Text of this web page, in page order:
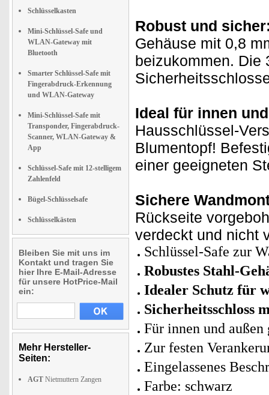
Schlüsselkasten
Mini-Schlüssel-Safe und
WLAN-Gateway mit
Bluetooth
Smarter Schlüssel-Safe mit
Fingerabdruck-Erkennung
und WLAN-Gateway
Mini-Schlüssel-Safe mit
Transponder, Fingerabdruck-
Scanner, WLAN-Gateway &
App
Schlüssel-Safe mit 12-stelligem
Zahlenfeld
Bügel-Schlüsselsafe
Schlüsselkästen
Bleiben Sie mit uns im
Kontakt und tragen Sie
hier Ihre E-Mail-Adresse
für unsere HotPrice-Mail
ein:
Mehr Hersteller-
Seiten:
AGT Nietmuttern Zangen
Robust und
Gehäuse mit 0,8
beizukommen. Die
Ideal für innen
Hausschlüssel-
Blumentopf!
einer geeigneten
Sichere
Rückseite
verdeckt und nicht
Schlüssel-Safe zur
Robustes Stahl-
Idealer Schutz für
Sicherheitsschloss
Für innen und außen
Zur festen
Eingelassenes
Farbe: schwarz